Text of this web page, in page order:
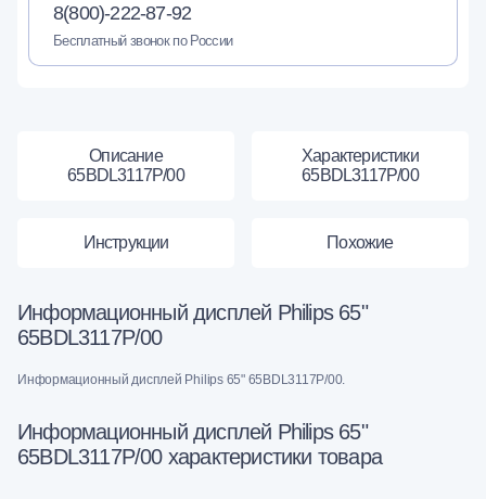
8(800)-222-87-92
Бесплатный звонок по России
Описание
65BDL3117P/00
Характеристики
65BDL3117P/00
Инструкции Похожие
Информационный дисплей Philips 65"
65BDL3117P/00
Информационный дисплей Philips 65" 65BDL3117P/00.
Информационный дисплей Philips 65"
65BDL3117P/00 характеристики товара